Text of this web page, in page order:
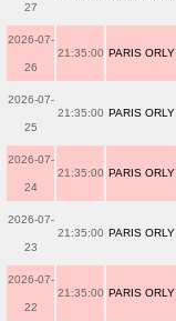
27
2026-07-
26
21:35:00 PARIS ORLY
2026-07-
25
21:35:00 PARIS ORLY
2026-07-
24
21:35:00 PARIS ORLY
2026-07-
23
21:35:00 PARIS ORLY
2026-07-
22
21:35:00 PARIS ORLY